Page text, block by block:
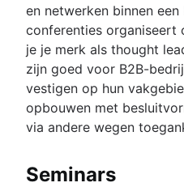
en netwerken binnen een
conferenties organiseert
je je merk als thought
zijn goed voor B2B-
vestigen op hun
opbouwen met
via andere wegen
Seminars